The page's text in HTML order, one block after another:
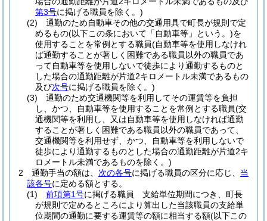
第3号に掲げる職員を除く。)
(2)
通勤のため自動車その他の交通用具で町長が規則で定
めるもの(以下この条において「自動車等」という。)を
使用することを常例とする職員(自動車等を使用しなけれ
ば通勤することが著しく困難である職員以外の職員であ
って自動車等を使用しないで徒歩により通勤するものと
した場合の通勤距離が片道2キロメートル未満であるもの
及び次号に掲げる職員を除く。)
(3)
通勤のため交通機関等を利用してその運賃等を負担
し、かつ、自動車等を使用することを常例とする職員(交
通機関等を利用し、又は自動車等を使用しなければ通勤
することが著しく困難である職員以外の職員であって、
交通機関等を利用せず、かつ、自動車等を利用しないで
徒歩により通勤するものとした場合の通勤距離が片道2キ
ロメートル未満であるものを除く。)
2
通勤手当の額は、 次の各号に掲げる職員の区分に応じ、 当
該各号に定める額とする。
(1)
前項第1号に掲げる職員 支給単位期間につき、町長
が規則で定めるところにより算出した当該職員の支給単
位期間の通勤に要する運賃等の額に相当する額(以下この